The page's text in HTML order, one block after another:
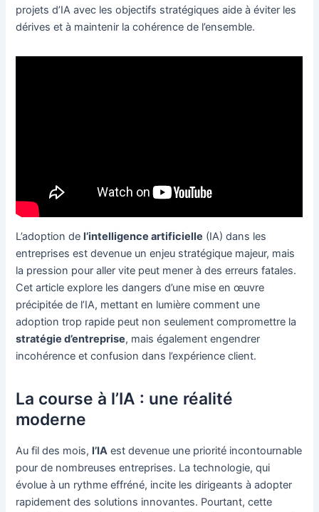
projets d’IA avec les objectifs stratégiques aide à éviter les
dérives et à maintenir la cohérence de l’ensemble.
L’adoption del’intelligence artificielle (IA) dans les
entreprises est devenue un enjeu stratégique majeur, mais
la pression pour aller vite peut mener à des erreurs fatales.
Cet article explore les dangers d’une mise en œuvre
précipitée de l’IA, mettant en lumière comment une
adoption trop rapide peut non seulement compromettre la
stratégie d’entreprise, mais également engendrer
incohérence et confusion dans l’expérience client.
La course à l’IA : une réalité
moderne
Au fil des mois,l’IA est devenue une priorité incontournable
pour de nombreuses entreprises. La technologie, qui
évolue à un rythme effréné, incite les dirigeants à adopter
rapidement des solutions innovantes. Pourtant, cette